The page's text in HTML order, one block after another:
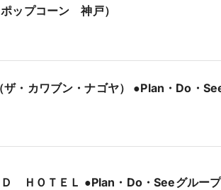
ップコーン 神戸）
・カワブン・ナゴヤ） ●Plan・Do・
ＴＨＥ ＭＡＲＫ ＧＲＡＮＤ ＨＯＴＥＬ ●Plan・Do・Seeグループ